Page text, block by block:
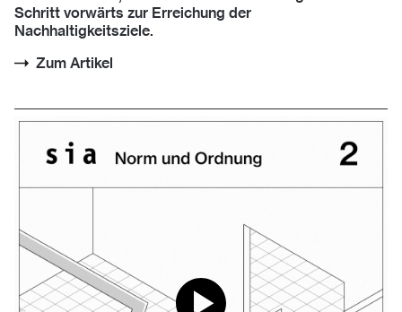
Schritt vorwärts zur Erreichung der
Nachhaltigkeitsziele.
Zum Artikel